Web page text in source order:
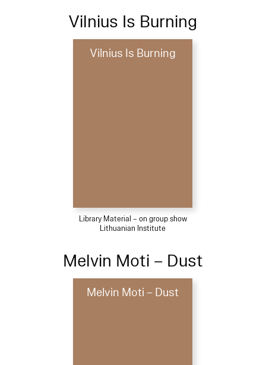
Vilnius Is Burning
Vilnius Is Burning
Library Material – on group show
Lithuanian Institute
Melvin Moti – Dust
Melvin Moti – Dust